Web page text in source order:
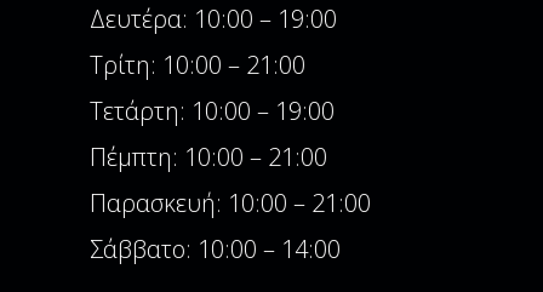
Δευτέρα: 10:00 – 19:00
Τρίτη: 10:00 – 21:00
Τετάρτη: 10:00 – 19:00
Πέμπτη: 10:00 – 21:00
Παρασκευή: 10:00 – 21:00
Σάββατο: 10:00 – 14:00